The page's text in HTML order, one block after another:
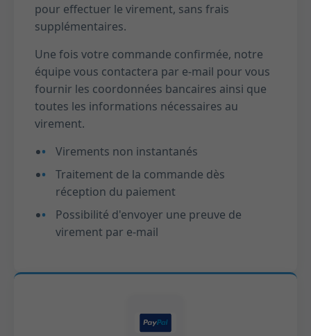
pour effectuer le virement, sans frais
supplémentaires.
Une fois votre commande confirmée, notre
équipe vous contactera par e-mail pour vous
fournir les coordonnées bancaires ainsi que
toutes les informations nécessaires au
virement.
Virements non instantanés
Traitement de la commande dès
réception du paiement
Possibilité d'envoyer une preuve de
virement par e-mail